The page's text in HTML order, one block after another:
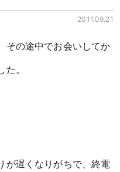
2011.09.21
その途中でお会いしてか
。
が遅くなりがちで、終電